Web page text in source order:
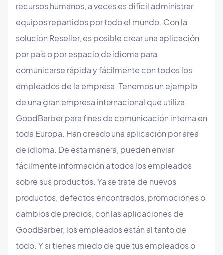
recursos humanos, a veces es difícil administrar
equipos repartidos por todo el mundo. Con la
solución Reseller, es posible crear una aplicación
por país o por espacio de idioma para
comunicarse rápida y fácilmente con todos los
empleados de la empresa. Tenemos un ejemplo
de una gran empresa internacional que utiliza
GoodBarber para fines de comunicación interna en
toda Europa. Han creado una aplicación por área
de idioma. De esta manera, pueden enviar
fácilmente información a todos los empleados
sobre sus productos. Ya se trate de nuevos
productos, defectos encontrados, promociones o
cambios de precios, con las aplicaciones de
GoodBarber, los empleados están al tanto de
todo. Y si tienes miedo de que tus empleados o